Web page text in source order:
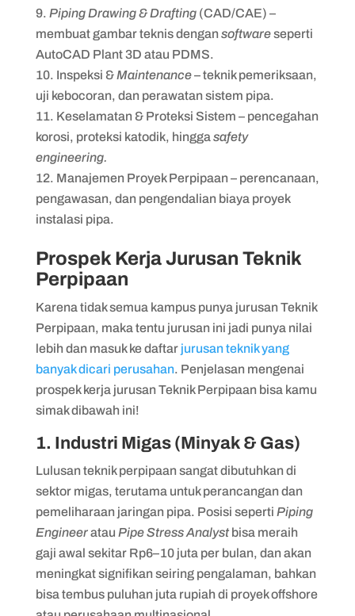
Piping Drawing & Drafting(CAD/CAE) –
membuat gambar teknis dengansoftwareseperti
AutoCAD Plant 3D atau PDMS.
Inspeksi &Maintenance– teknik pemeriksaan,
uji kebocoran, dan perawatan sistem pipa.
Keselamatan & Proteksi Sistem – pencegahan
korosi, proteksi katodik, hingga safety
engineering.
Manajemen Proyek Perpipaan – perencanaan,
pengawasan, dan pengendalian biaya proyek
instalasi pipa.
Prospek Kerja Jurusan Teknik
Perpipaan
Karena tidak semua kampus punya jurusan Teknik
Perpipaan, maka tentu jurusan ini jadi punya nilai
lebih dan masuk ke daftar jurusan teknik yang
banyak dicari perusahan. Penjelasan mengenai
prospek kerja jurusan Teknik Perpipaan bisa kamu
simak dibawah ini!
1. Industri Migas (Minyak & Gas)
Lulusan teknik perpipaan sangat dibutuhkan di
sektor migas, terutama untuk perancangan dan
pemeliharaan jaringan pipa. Posisi seperti Piping
Engineeratau Pipe Stress Analystbisa meraih
gaji awal sekitar Rp6–10 juta per bulan, dan akan
meningkat signifikan seiring pengalaman, bahkan
bisa tembus puluhan juta rupiah di proyek offshore